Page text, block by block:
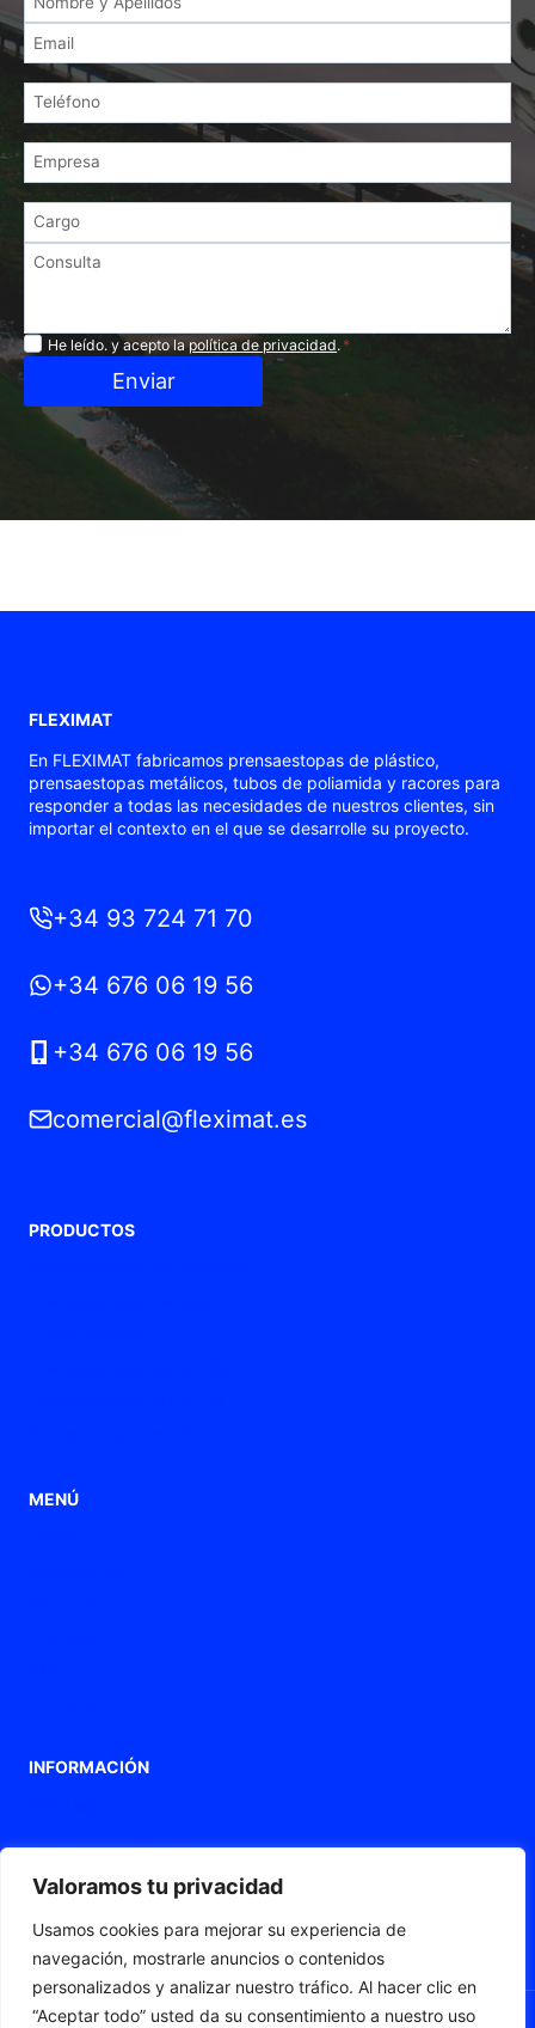
Valoramos tu privacidad
Usamos cookies para mejorar su experiencia de
navegación, mostrarle anuncios o contenidos
personalizados y analizar nuestro tráfico. Al hacer clic en
“Aceptar todo” usted da su consentimiento a nuestro uso
Privacidad
He leído. y acepto lapolítica de privacidad. *
Enviar
FLEXIMAT
En FLEXIMAT fabricamos prensaestopas de plástico,
prensaestopas metálicos, tubos de poliamida y racores para
responder a todas las necesidades de nuestros clientes, sin
importar el contexto en el que se desarrolle su proyecto.
+34 93 724 71 70
+34 676 06 19 56
+34 676 06 19 56
comercial@fleximat.es
PRODUCTOS
MENÚ
INFORMACIÓN
Declaración de accesibilidad
Mapa web